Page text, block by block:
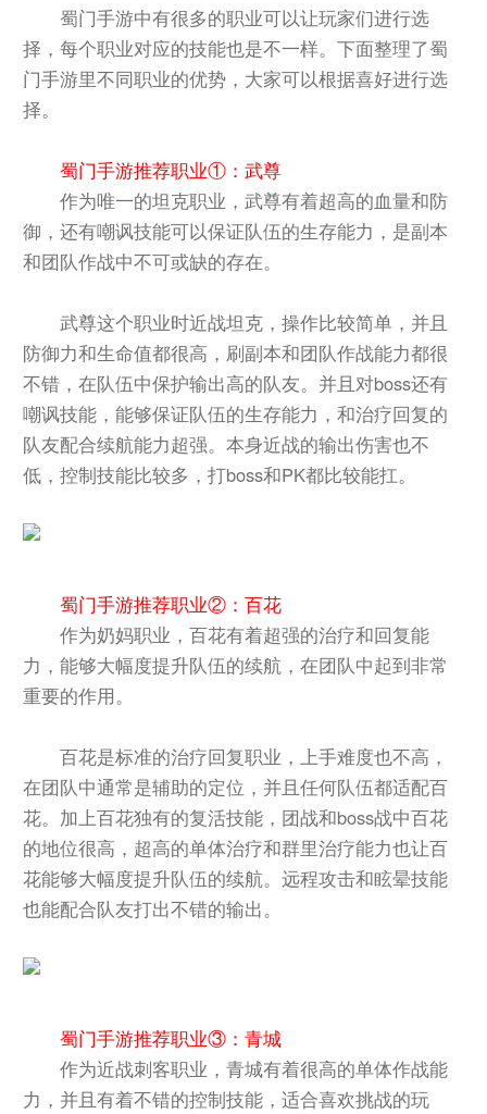
蜀门手游中有很多的职业可以让玩家们进行选
择，每个职业对应的技能也是不一样。下面整理了蜀
门手游里不同职业的优势，大家可以根据喜好进行选
择。
蜀门手游推荐职业①：武尊
作为唯一的坦克职业，武尊有着超高的血量和防
御，还有嘲讽技能可以保证队伍的生存能力，是副本
和团队作战中不可或缺的存在。
武尊这个职业时近战坦克，操作比较简单，并且
防御力和生命值都很高，刷副本和团队作战能力都很
不错，在队伍中保护输出高的队友。并且对boss还有
嘲讽技能，能够保证队伍的生存能力，和治疗回复的
队友配合续航能力超强。本身近战的输出伤害也不
低，控制技能比较多，打boss和PK都比较能扛。
蜀门手游推荐职业②：百花
作为奶妈职业，百花有着超强的治疗和回复能
力，能够大幅度提升队伍的续航，在团队中起到非常
重要的作用。
百花是标准的治疗回复职业，上手难度也不高，
在团队中通常是辅助的定位，并且任何队伍都适配百
花。加上百花独有的复活技能，团战和boss战中百花
的地位很高，超高的单体治疗和群里治疗能力也让百
花能够大幅度提升队伍的续航。远程攻击和眩晕技能
也能配合队友打出不错的输出。
蜀门手游推荐职业③：青城
作为近战刺客职业，青城有着很高的单体作战能
力，并且有着不错的控制技能，适合喜欢挑战的玩